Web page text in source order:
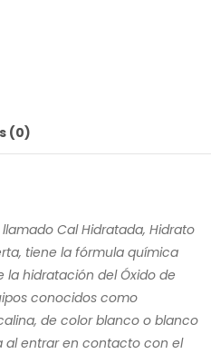
(0)
Cal Hidratada, Hidrato
tiene la fórmula química
la hidratación del Óxido de
conocidos como
de color blanco o blanco
al entrar en contacto con el